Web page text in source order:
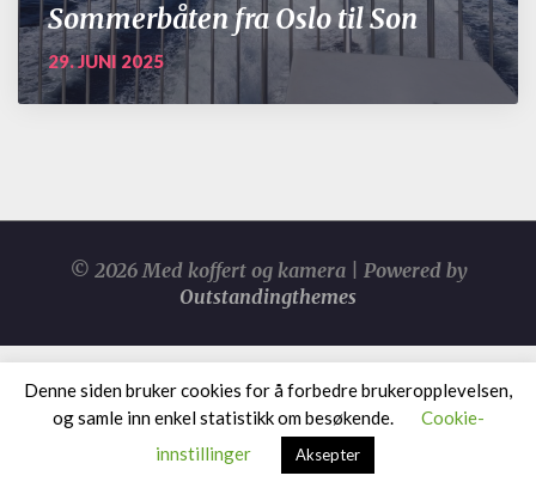
Sommerbåten fra Oslo til Son
29. JUNI 2025
© 2026 Med koffert og kamera | Powered by
Outstandingthemes
Denne siden bruker cookies for å forbedre brukeropplevelsen,
og samle inn enkel statistikk om besøkende.
Cookie-
innstillinger
Aksepter